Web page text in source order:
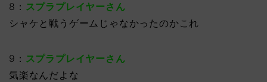
8： スプラプレイヤーさん
シャケと戦うゲームじゃなかったのかこれ
9： スプラプレイヤーさん
気楽なんだよな